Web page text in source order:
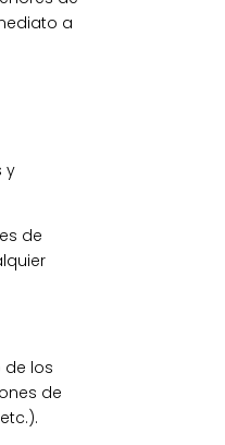
a
y
de
de los
de